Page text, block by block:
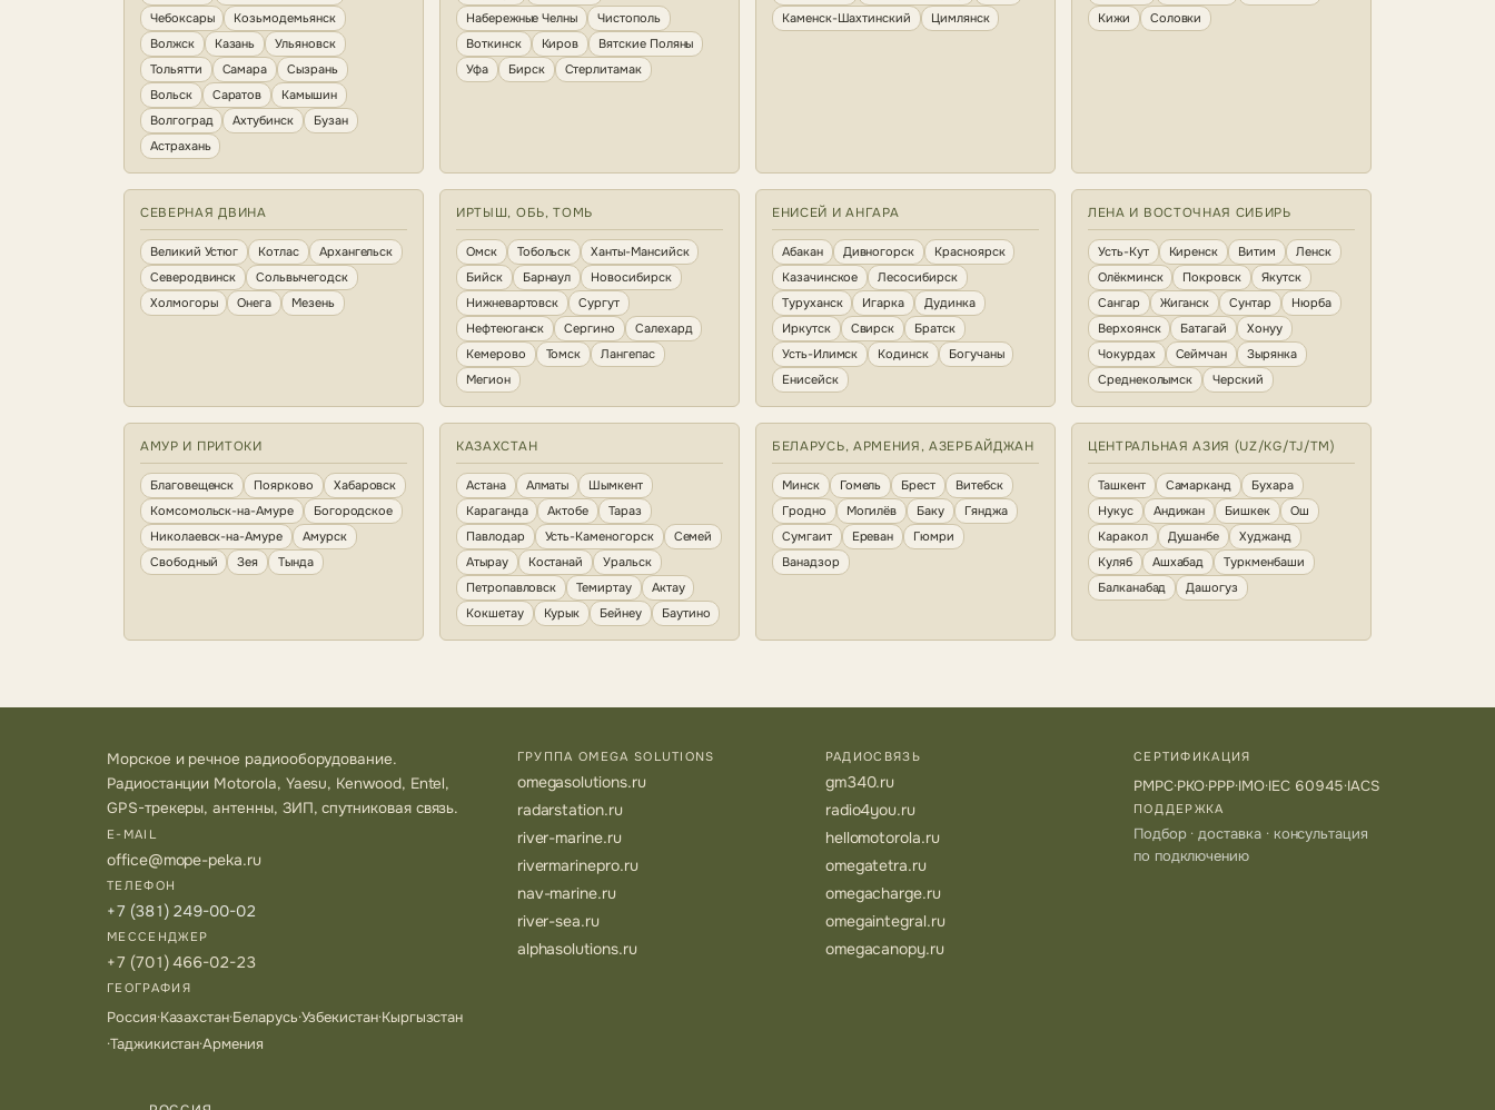
Чебоксары
Козьмодемьянск
Волжск
Казань
Ульяновск
Тольятти
Самара
Сызрань
Вольск
Саратов
Камышин
Волгоград
Ахтубинск
Бузан
Астрахань
Набережные Челны
Чистополь
Воткинск
Киров
Вятские Поляны
Уфа
Бирск Стерлитамак
Каменск-Шахтинский
Цимлянск
Кижи
Соловки
СЕВЕРНАЯ ДВИНА
Великий Устюг Котлас
Архангельск
Северодвинск
Сольвычегодск
Холмогоры
Онега Мезень
ИРТЫШ, ОБЬ, ТОМЬ
Омск Тобольск
Ханты-Мансийск
Бийск
Барнаул
Новосибирск
Нижневартовск
Сургут
Нефтеюганск
Сергино
Салехард
Кемерово
Томск
Лангепас
Мегион
ЕНИСЕЙ И АНГАРА
Абакан Дивногорск
Красноярск
Казачинское
Лесосибирск
Туруханск
Игарка
Дудинка
Иркутск
Свирск
Братск
Усть-Илимск
Кодинск
Богучаны
Енисейск
ЛЕНА И ВОСТОЧНАЯ СИБИРЬ
Усть-Кут Киренск Витим
Ленск
Олёкминск
Покровск
Якутск
Сангар
Жиганск Сунтар
Нюрба
Верхоянск
Батагай
Хонуу
Чокурдах
Сеймчан
Зырянка
Среднеколымск
Черский
АМУР И ПРИТОКИ
Благовещенск Поярково
Хабаровск
Комсомольск-на-Амуре
Богородское
Николаевск-на-Амуре
Амурск
Свободный
Зея Тында
КАЗАХСТАН
Астана Алматы
Шымкент
Караганда
Актобе
Тараз
Павлодар
Усть-Каменогорск
Семей
Атырау
Костанай
Уральск
Петропавловск
Темиртау
Актау
Кокшетау
Курык Бейнеу Баутино
БЕЛАРУСЬ, АРМЕНИЯ, АЗЕРБАЙДЖАН
Минск Гомель Брест
Витебск
Гродно
Могилёв Баку
Гянджа
Сумгаит
Ереван
Гюмри
Ванадзор
ЦЕНТРАЛЬНАЯ АЗИЯ (UZ/KG/TJ/TM)
Ташкент Самарканд
Бухара
Нукус
Андижан Бишкек
Ош
Каракол
Душанбе
Худжанд
Куляб
Ашхабад
Туркменбаши
Балканабад
Дашогуз
Морское и речное радиооборудование.
Радиостанции Motorola, Yaesu, Kenwood, Entel,
GPS-трекеры, антенны, ЗИП, спутниковая связь.
E-MAIL
office@mope-peka.ru
ТЕЛЕФОН
+7 (381) 249-00-02
МЕССЕНДЖЕР
+7 (701) 466-02-23
ГЕОГРАФИЯ
Россия·Казахстан·Беларусь·Узбекистан·Кыргызстан
·Таджикистан·Армения
ГРУППА OMEGA SOLUTIONS
omegasolutions.ru
radarstation.ru
river-marine.ru
rivermarinepro.ru
nav-marine.ru
river-sea.ru
alphasolutions.ru
РАДИОСВЯЗЬ
gm340.ru
radio4you.ru
hellomotorola.ru
omegatetra.ru
omegacharge.ru
omegaintegral.ru
omegacanopy.ru
СЕРТИФИКАЦИЯ
РМРС·РКО·РРР·IMO·IEC 60945·IACS
ПОДДЕРЖКА
Подбор · доставка · консультация
по подключению